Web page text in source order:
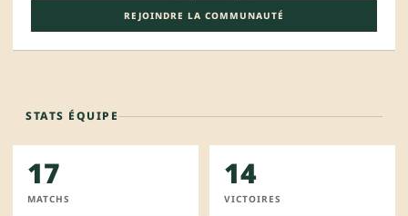
REJOINDRE LA COMMUNAUTÉ
STATS ÉQUIPE
17
MATCHS
14
VICTOIRES